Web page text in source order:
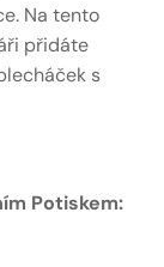
Na tento
přidáte
s
Potiskem: